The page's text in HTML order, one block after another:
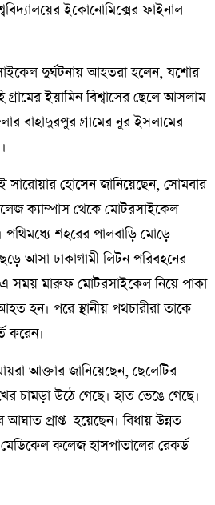
ইকোনোমিক্সের ফাইনাল
দুর্ঘটনায় আহতরা হলেন, যশোর
ইয়ামিন বিশ্বাসের ছেলে আসলাম
বাহাদুরপুর গ্রামের নুর ইসলামের
হোসেন জানিয়েছেন, সোমবার
ক্যাম্পাস থেকে মোটরসাইকেল
শহরের পালবাড়ি মোড়ে
আসা ঢাকাগামী লিটন পরিবহনের
সময় মারুফ মোটরসাইকেল নিয়ে পাকা
হন। পরে স্থানীয় পথচারীরা তাকে
করেন।
আক্তার জানিয়েছেন, ছেলেটির
চামড়া উঠে গেছে। হাত ভেঙে গেছে।
আঘাত প্রাপ্ত হয়েছেন। বিধায় উন্নত
কলেজ হাসপাতালের রেকর্ড